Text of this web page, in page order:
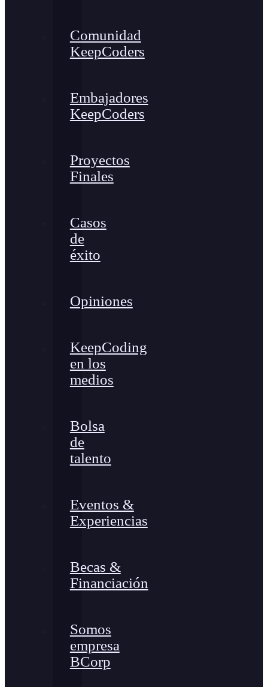
Comunidad
KeepCoders
Embajadores
KeepCoders
Proyectos
Finales
Casos
de
éxito
Opiniones
KeepCoding
en los
medios
Bolsa
de
talento
Eventos &
Experiencias
Becas &
Financiación
Somos
empresa
BCorp